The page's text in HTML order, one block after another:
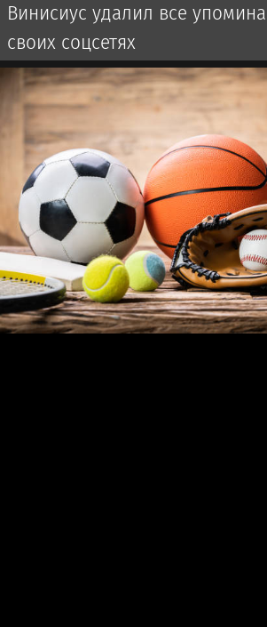
Винисиус удалил все
своих соцсетях